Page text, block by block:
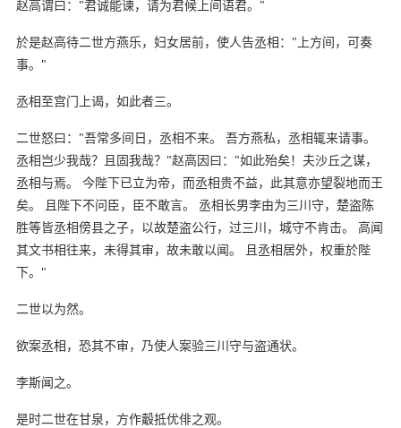
赵高谓曰："君诚能谏，请为君候上间语君。"
於是赵高待二世方燕乐，妇女居前，使人告丞相："上方间，可奏
事。"
丞相至宫门上谒，如此者三。
二世怒曰："吾常多间日，丞相不来。 吾方燕私，丞相辄来请事。
丞相岂少我哉？且固我哉？"赵高因曰："如此殆矣！夫沙丘之谋，
丞相与焉。 今陛下已立为帝，而丞相贵不益，此其意亦望裂地而王
矣。 且陛下不问臣，臣不敢言。 丞相长男李由为三川守，楚盗陈
胜等皆丞相傍县之子，以故楚盗公行，过三川，城守不肯击。 高闻
其文书相往来，未得其审，故未敢以闻。 且丞相居外，权重於陛
下。"
二世以为然。
欲案丞相，恐其不审，乃使人案验三川守与盗通状。
李斯闻之。
是时二世在甘泉，方作觳抵优俳之观。